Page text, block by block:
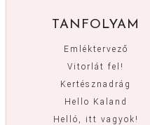
TANFOLYAM
Emléktervező
Vitorlát fel!
Kertésznadrág
Hello Kaland
Helló, itt vagyok!